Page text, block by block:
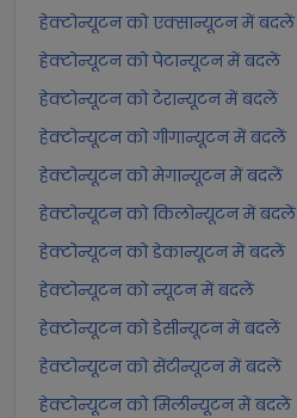
हेक्टोन्यूटन को एक्सान्यूटन में बदलें
हेक्टोन्यूटन को पेटान्यूटन में बदलें
हेक्टोन्यूटन को टेरान्यूटन में बदलें
हेक्टोन्यूटन को गीगान्यूटन में बदलें
हेक्टोन्यूटन को मेगान्यूटन में बदलें
हेक्टोन्यूटन को किलोन्यूटन में बदलें
हेक्टोन्यूटन को डेकान्यूटन में बदलें
हेक्टोन्यूटन को न्यूटन में बदलें
हेक्टोन्यूटन को डेसीन्यूटन में बदलें
हेक्टोन्यूटन को सेंटीन्यूटन में बदलें
हेक्टोन्यूटन को मिलीन्यूटन में बदलें